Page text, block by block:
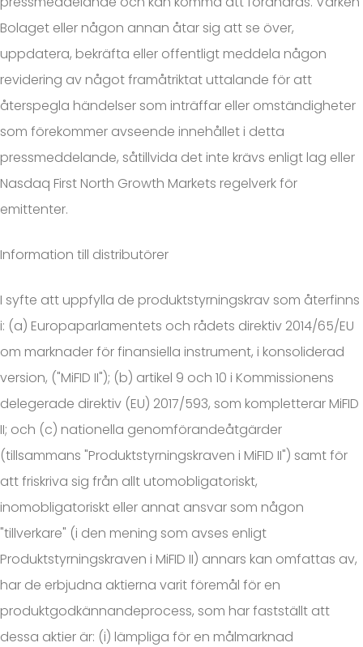
Bolaget eller någon annan åtar sig att se över,
uppdatera, bekräfta eller offentligt meddela någon
revidering av något framåtriktat uttalande för att
återspegla händelser som inträffar eller omständigheter
som förekommer avseende innehållet i detta
pressmeddelande, såtillvida det inte krävs enligt lag eller
Nasdaq First North Growth Markets regelverk för
emittenter.
Information till distributörer
I syfte att uppfylla de produktstyrningskrav som återfinns
i: (a) Europaparlamentets och rådets direktiv 2014/65/EU
om marknader för finansiella instrument, i konsoliderad
version, ("MiFID II"); (b) artikel 9 och 10 i Kommissionens
delegerade direktiv (EU) 2017/593, som kompletterar MiFID
II; och (c) nationella genomförandeåtgärder
(tillsammans "Produktstyrningskraven i MiFID II") samt för
att friskriva sig från allt utomobligatoriskt,
inomobligatoriskt eller annat ansvar som någon
"tillverkare" (i den mening som avses enligt
Produktstyrningskraven i MiFID II) annars kan omfattas av,
har de erbjudna aktierna varit föremål för en
produktgodkännandeprocess, som har fastställt att
dessa aktier är: (i) lämpliga för en målmarknad